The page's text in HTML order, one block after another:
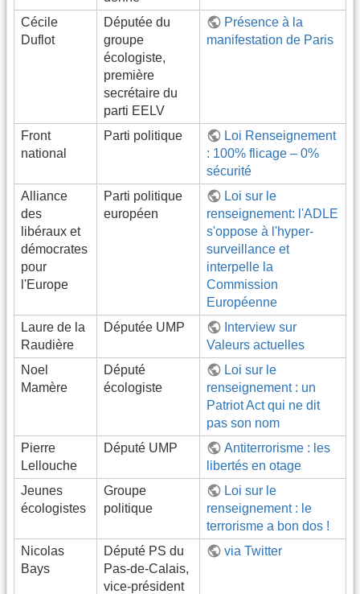
Cécile
Duflot
Députée du
groupe
écologiste,
première
secrétaire du
parti EELV
Présence à la
manifestation de Paris
Front
national
Parti politique
Loi Renseignement
: 100% flicage – 0%
sécurité
Alliance
des
libéraux et
démocrates
pour
l'Europe
Parti politique
européen
Loi sur le
renseignement: l'ADLE
s'oppose à l'hyper-
surveillance et
interpelle la
Commission
Européenne
Laure de la
Raudière
Députée UMP
Interview sur
Valeurs actuelles
Noel
Mamère
Député
écologiste
Loi sur le
renseignement : un
Patriot Act qui ne dit
pas son nom
Pierre
Lellouche
Député UMP
Antiterrorisme : les
libertés en otage
Jeunes
écologistes
Groupe
politique
Loi sur le
renseignement : le
terrorisme a bon dos !
Nicolas
Bays
Député PS du
Pas-de-Calais,
vice-président
via Twitter